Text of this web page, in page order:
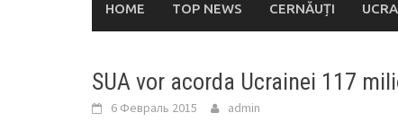
HOME TOP NEWS CERNĂUȚI
SUA vor acorda Ucrainei 117
6 Февраль 2015 admin